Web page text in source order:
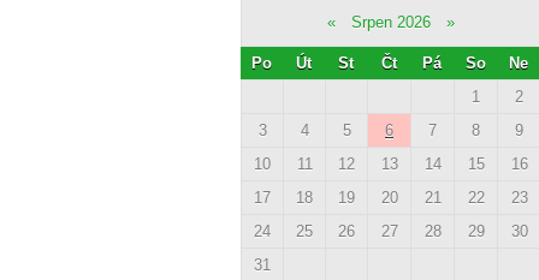
« Srpen 2026 »
Po Út St Čt Pá So
Ne
1
2
3
4 5 6 7 8
9
10
11 12 13 14 15
16
17
18 19 20 21 22
23
24
25 26 27 28 29
30
31